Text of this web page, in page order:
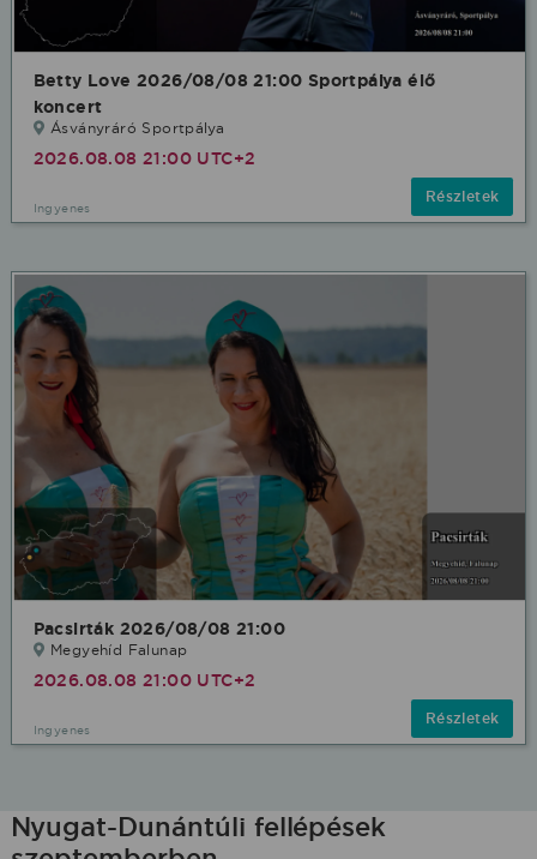
Betty Love 2026/08/08 21:00 Sportpálya élő
koncert
Ásványráró Sportpálya
2026.08.08 21:00 UTC+2
Ingyenes
Részletek
Pacsirták 2026/08/08 21:00
Megyehíd Falunap
2026.08.08 21:00 UTC+2
Ingyenes
Részletek
Nyugat-Dunántúli fellépések